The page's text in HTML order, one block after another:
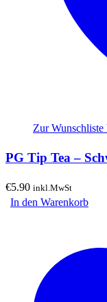
Zur Wunschliste
PG Tip Tea –
€5.90 inkl.MwSt
In den Warenkorb